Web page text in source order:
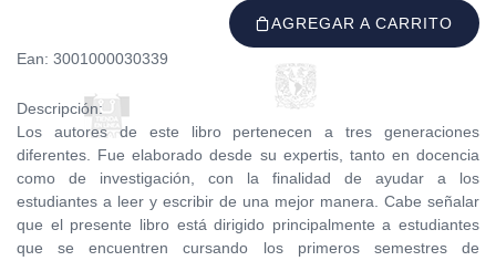
AGREGAR A CARRITO
Ean: 3001000030339
Descripción:
Los autores de este libro pertenecen a tres generaciones
diferentes. Fue elaborado desde su expertis, tanto en docencia
como de investigación, con la finalidad de ayudar a los
estudiantes a leer y escribir de una mejor manera. Cabe señalar
que el presente libro está dirigido principalmente a estudiantes
que se encuentren cursando los primeros semestres de